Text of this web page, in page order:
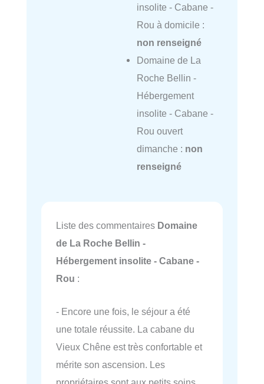
insolite - Cabane -
Rou à domicile :
non renseigné
Domaine de La
Roche Bellin -
Hébergement
insolite - Cabane -
Rou ouvert
dimanche : non
renseigné
Liste des commentaires Domaine
de La Roche Bellin -
Hébergement insolite - Cabane -
Rou :
- Encore une fois, le séjour a été
une totale réussite. La cabane du
Vieux Chêne est très confortable et
mérite son ascension. Les